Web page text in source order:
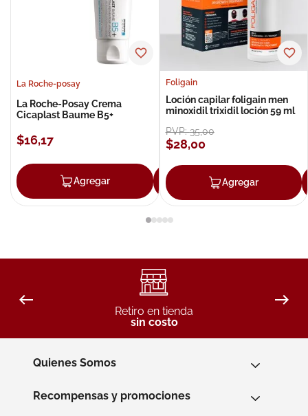
La Roche-posay
La Roche-Posay Crema
Cicaplast Baume B5+
$16,17
Agregar Agregar
Foligain
Loción capilar foligain men
minoxidil trixidil loción 59 ml
PVP:35,00
$28,00
Agregar
Retiro en tienda
sin costo
Quienes Somos
Recompensas y promociones